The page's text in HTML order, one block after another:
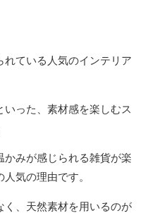
ている人気のインテリア
いった、素材感を楽しむス
かみが感じられる雑貨が楽
気の理由です。
く、天然素材を用いるのが